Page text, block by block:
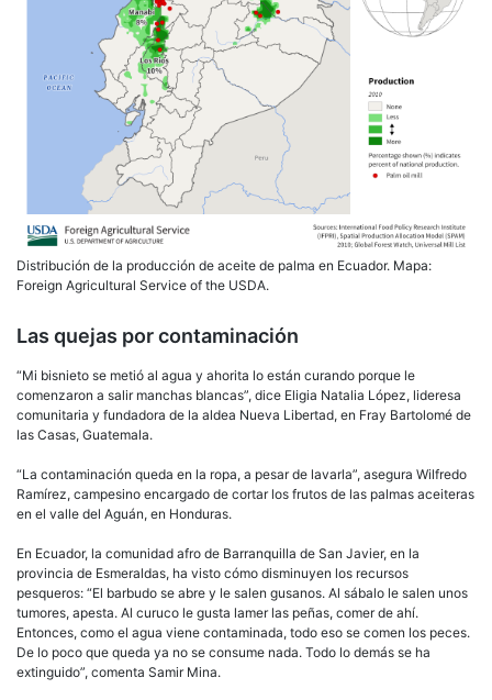
Distribución de la producción de aceite de palma en Ecuador. Mapa:
Foreign Agricultural Service of the USDA.
Las quejas por contaminación
“Mi bisnieto se metió al agua y ahorita lo están curando porque le
comenzaron a salir manchas blancas”, dice Eligia Natalia López, lideresa
comunitaria y fundadora de la aldea Nueva Libertad, en Fray Bartolomé de
las Casas, Guatemala.
“La contaminación queda en la ropa, a pesar de lavarla”, asegura Wilfredo
Ramírez, campesino encargado de cortar los frutos de las palmas aceiteras
en el valle del Aguán, en Honduras.
En Ecuador, la comunidad afro de Barranquilla de San Javier, en la
provincia de Esmeraldas, ha visto cómo disminuyen los recursos
pesqueros: “El barbudo se abre y le salen gusanos. Al sábalo le salen unos
tumores, apesta. Al curuco le gusta lamer las peñas, comer de ahí.
Entonces, como el agua viene contaminada, todo eso se comen los peces.
De lo poco que queda ya no se consume nada. Todo lo demás se ha
extinguido”, comenta Samir Mina.